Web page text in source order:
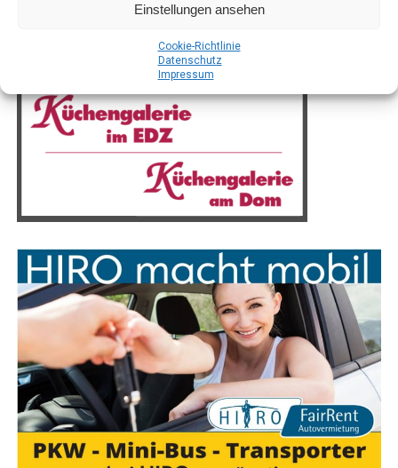
Einstellungen ansehen
Coo­kie-Richt­li­nie
Daten­schutz
Impres­sum